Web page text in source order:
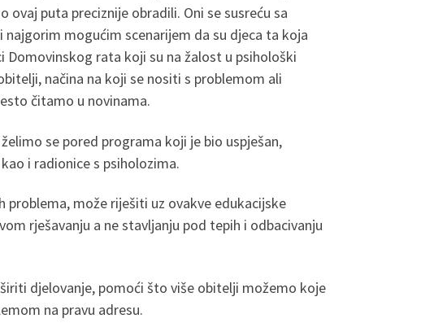
puta preciznije obradili. Oni se susreću sa
mogućim scenarijem da su djeca ta koja
Domovinskog rata koji su na žalost u psihološki
načina na koji se nositi s problemom ali
čitamo u novinama.
se pored programa koji je bio uspješan,
i radionice s psiholozima.
može riješiti uz ovakve edukacijske
rješavanju a ne stavljanju pod tepih i odbacivanju
djelovanje, pomoći što više obitelji možemo koje
na pravu adresu.